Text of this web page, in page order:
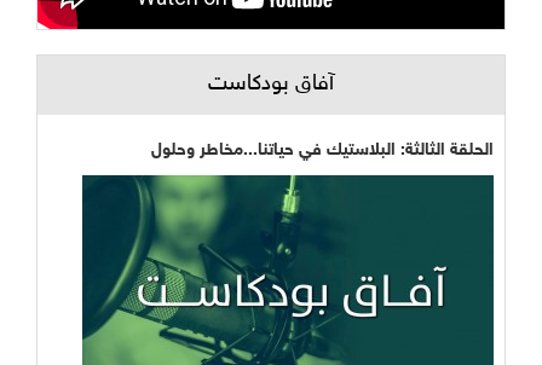
آفاق بودكاست
الحلقة الثالثة: البلاستيك في حياتنا...مخاطر وحلول